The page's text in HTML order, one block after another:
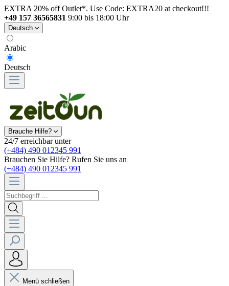
EXTRA 20% off Outlet*. Use Code: EXTRA20 at checkout!!!
+49 157 36565831 9:00 bis 18:00 Uhr
Deutsch
Arabic
Deutsch
Brauche Hilfe?
24/7 erreichbar unter
(+484) 490 012345 991
Brauchen Sie Hilfe? Rufen Sie uns an
(+484) 490 012345 991
Menü schließen